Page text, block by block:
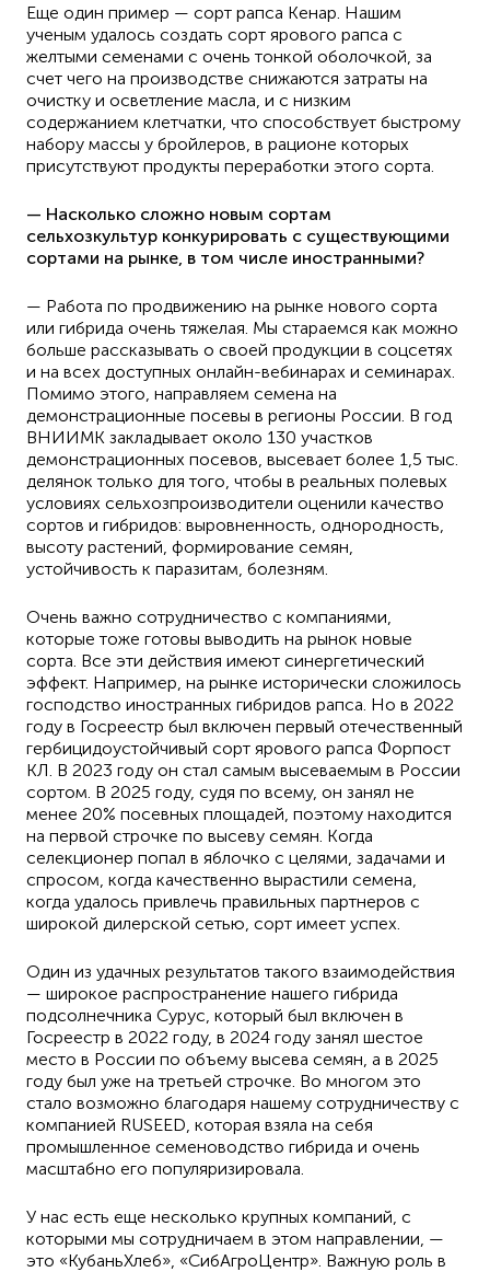
Еще один пример — сорт рапса Кенар. Нашим
ученым удалось создать сорт ярового рапса с
желтыми семенами с очень тонкой оболочкой, за
счет чего на производстве снижаются затраты на
очистку и осветление масла, и с низким
содержанием клетчатки, что способствует быстрому
набору массы у бройлеров, в рационе которых
присутствуют продукты переработки этого сорта.
— Насколько сложно новым сортам
сельхозкультур конкурировать с существующими
сортами на рынке, в том числе иностранными?
— Работа по продвижению на рынке нового сорта
или гибрида очень тяжелая. Мы стараемся как можно
больше рассказывать о своей продукции в соцсетях
и на всех доступных онлайн-вебинарах и семинарах.
Помимо этого, направляем семена на
демонстрационные посевы в регионы России. В год
ВНИИМК закладывает около 130 участков
демонстрационных посевов, высевает более 1,5 тыс.
делянок только для того, чтобы в реальных полевых
условиях сельхозпроизводители оценили качество
сортов и гибридов: выровненность, однородность,
высоту растений, формирование семян,
устойчивость к паразитам, болезням.
Очень важно сотрудничество с компаниями,
которые тоже готовы выводить на рынок новые
сорта. Все эти действия имеют синергетический
эффект. Например, на рынке исторически сложилось
господство иностранных гибридов рапса. Но в 2022
году в Госреестр был включен первый отечественный
гербицидоустойчивый сорт ярового рапса Форпост
КЛ. В 2023 году он стал самым высеваемым в России
сортом. В 2025 году, судя по всему, он занял не
менее 20% посевных площадей, поэтому находится
на первой строчке по высеву семян. Когда
селекционер попал в яблочко с целями, задачами и
спросом, когда качественно вырастили семена,
когда удалось привлечь правильных партнеров с
широкой дилерской сетью, сорт имеет успех.
Один из удачных результатов такого взаимодействия
— широкое распространение нашего гибрида
подсолнечника Сурус, который был включен в
Госреестр в 2022 году, в 2024 году занял шестое
место в России по объему высева семян, а в 2025
году был уже на третьей строчке. Во многом это
стало возможно благодаря нашему сотрудничеству с
компанией RUSEED, которая взяла на себя
промышленное семеноводство гибрида и очень
масштабно его популяризировала.
У нас есть еще несколько крупных компаний, с
которыми мы сотрудничаем в этом направлении, —
это «КубаньХлеб», «СибАгроЦентр». Важную роль в